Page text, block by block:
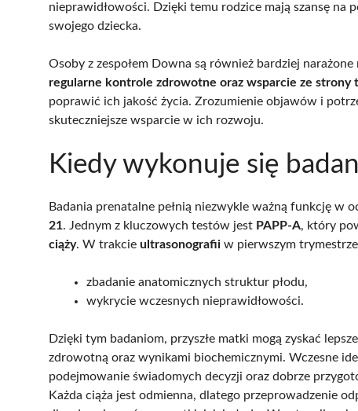
nieprawidłowości. Dzięki temu rodzice mają szansę na
swojego dziecka.
Osoby z zespołem Downa są również bardziej
regularne kontrole zdrowotne oraz wsparcie ze strony
poprawić ich jakość życia. Zrozumienie objawów i
skuteczniejsze wsparcie w ich rozwoju.
Kiedy wykonuje się
Badania prenatalne pełnią niezwykle ważną funkcję w
21. Jednym z kluczowych testów jest PAPP-A, który
ciąży. W trakcie ultrasonografii w pierwszym
zbadanie anatomicznych struktur płodu,
wykrycie wczesnych nieprawidłowości.
Dzięki tym badaniom, przyszłe matki mogą zyskać
zdrowotną oraz wynikami biochemicznymi. Wczesne
podejmowanie świadomych decyzji oraz dobrze
Każda ciąża jest odmienna, dlatego przeprowadzenie